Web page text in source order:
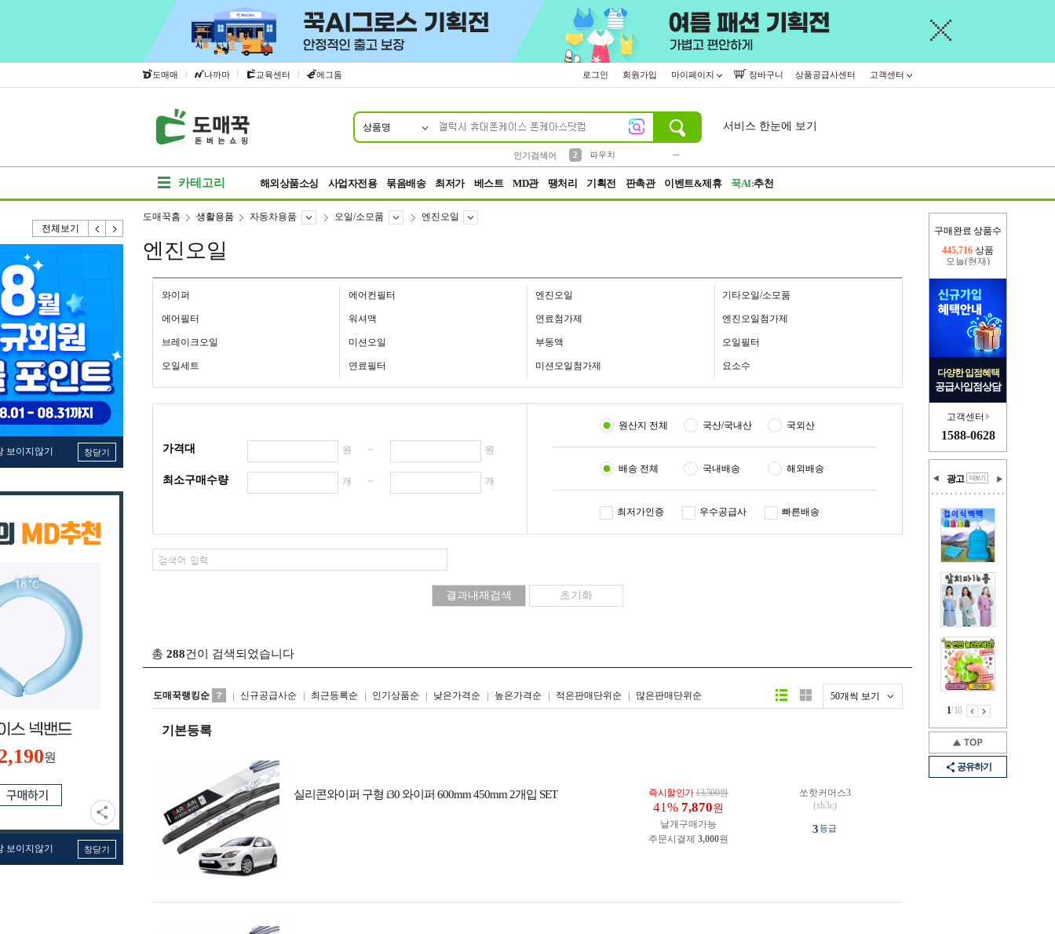
도매매 | 나까마 | 교육센터 | 에그돔 로그인 회원가입 마이페이지 장바구니 상품공급사센터 고객센터
상품명
인기검색어
2
파우치
서비스 한눈에 보기
카테고리 해외상품소싱 사업자전용 묶음배송 최저가 베스트 MD관 땡처리 기획전 판촉관 이벤트&제휴 꾹AI:추천
전체보기
보이지않기 창닫기
원
보이지않기 창닫기
구매완료 상품수
오늘(현재)
111,964상품
다양한 입점혜택
공급사입점상담
고객센터
1588-0628
광고
1/10
공유하기
도매꾹홈 생활용품 자동차용품 오일/소모품 엔진오일
엔진오일
와이퍼 에어컨필터 엔진오일 기타오일/소모품
에어필터 워셔액 연료첨가제 엔진오일첨가제
브레이크오일 미션오일 부동액 오일필터
오일세트 연료필터 미션오일첨가제 요소수
가격대 원 ~ 원
최소구매수량 개 ~ 개
원산지 전체 국산/국내산 국외산
배송 전체 국내배송 해외배송
최저가인증 우수공급사 빠른배송
총 288건이 검색되었습니다
도매꾹랭킹순 신규공급사순 최근등록순 인기상품순 낮은가격순 높은가격순 적은판매단위순 많은판매단위순 50개씩 보기
리스트형갤러리형
기본등록
실리콘와이퍼 구형 i30 와이퍼 600mm 450mm 2개입 SET 즉시할인가13,500원
41% 7,870원
낱개구매가능
주문시결제 3,000원
쏘핫커머스3
(sh3c)
3등급